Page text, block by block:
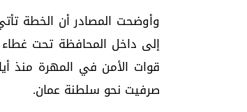
وأوضحت المصادر أن الخطة
إلى داخل المحافظة تحت غطاء
قوات الأمن في المهرة منذ
صرفيت نحو سلطنة عمان.